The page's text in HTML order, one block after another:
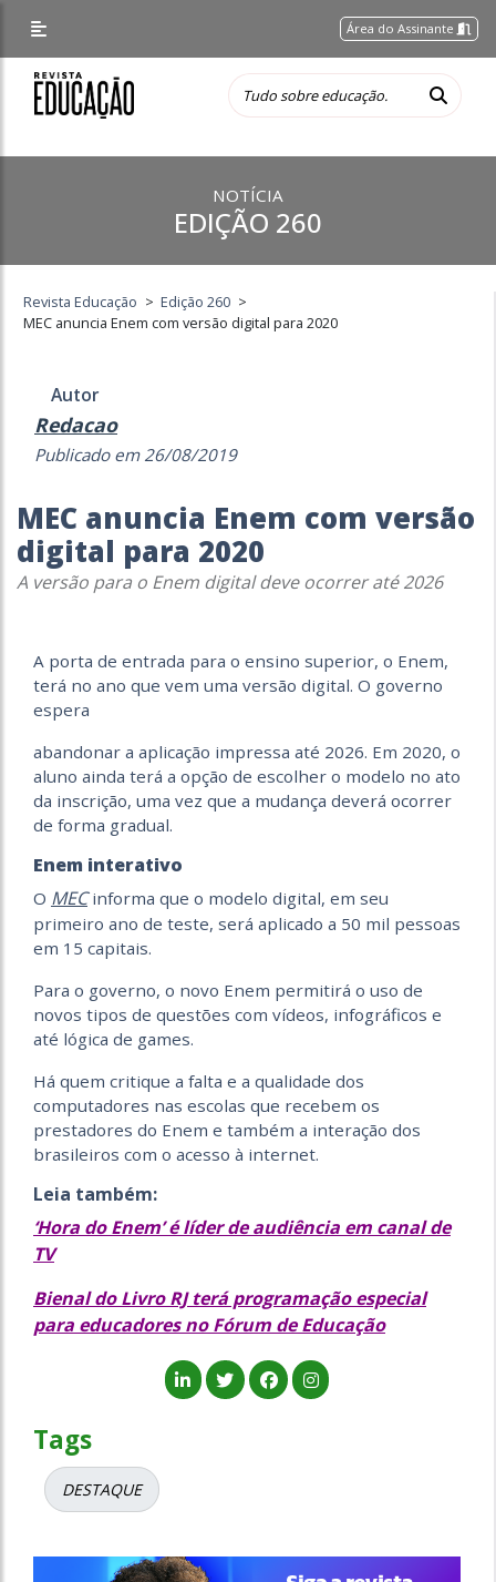
Área do Assinante
NOTÍCIA
EDIÇÃO 260
Revista Educação > Edição 260 >
MEC anuncia Enem com versão digital para 2020
Autor
Redacao
Publicado em 26/08/2019
MEC anuncia Enem com versão
digital para 2020
A versão para o Enem digital deve ocorrer até 2026
A porta de entrada para o ensino superior, o Enem,
terá no ano que vem uma versão digital. O governo
espera
abandonar a aplicação impressa até 2026. Em 2020, o
aluno ainda terá a opção de escolher o modelo no ato
da inscrição, uma vez que a mudança deverá ocorrer
de forma gradual.
Enem interativo
O MECinforma que o modelo digital, em seu
primeiro ano de teste, será aplicado a 50 mil pessoas
em 15 capitais.
Para o governo, o novo Enem permitirá o uso de
novos tipos de questões com vídeos, infográficos e
até lógica de games.
Há quem critique a falta e a qualidade dos
computadores nas escolas que recebem os
prestadores do Enem e também a interação dos
brasileiros com o acesso à internet.
Leia também:
‘Hora do Enem’ é líder de audiência em canal de
TV
Bienal do Livro RJ terá programação especial
para educadores no Fórum de Educação
Tags
DESTAQUE